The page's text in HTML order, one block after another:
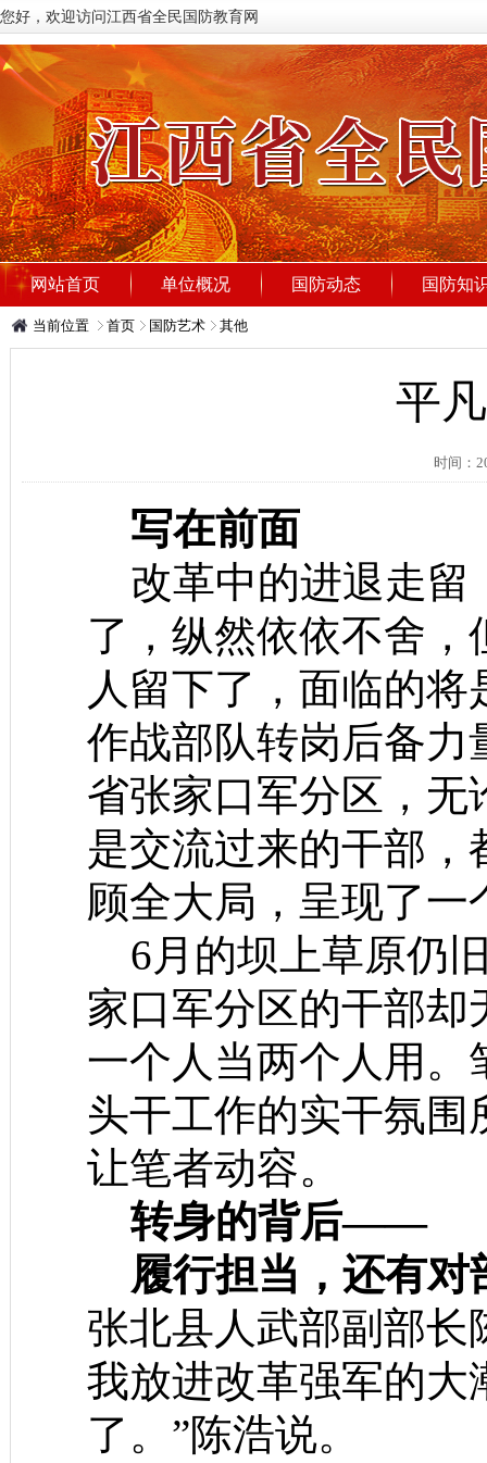
您好，欢迎访问江西省全民国防教育网
网站首页 单位概况 国防动态 国防知
当前位置 首页 国防艺术 其他
平
时间：
写在前面
改革中的进退走留
了，纵然依依不舍
人留下了，面临的
作战部队转岗后备
省张家口军分区，
是交流过来的干部
顾全大局，呈现了
6月的坝上草原仍
家口军分区的干部
一个人当两个人用
头干工作的实干氛
让笔者动容。
转身的背后——
履行担当，还有对
张北县人武部副部长
我放进改革强军的大
了。”陈浩说。